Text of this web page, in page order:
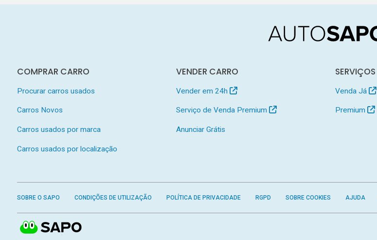
COMPRAR CARRO
Procurar carros usados
Carros Novos
Carros usados por marca
Carros usados por localização
VENDER CARRO
Vender em 24h
Serviço de Venda Premium
Anunciar Grátis
SERVIÇOS
Venda Já
Premium
SOBRE O SAPO CONDIÇÕES DE UTILIZAÇÃO POLÍTICA DE PRIVACIDADE RGPD SOBRE COOKIES AJUDA